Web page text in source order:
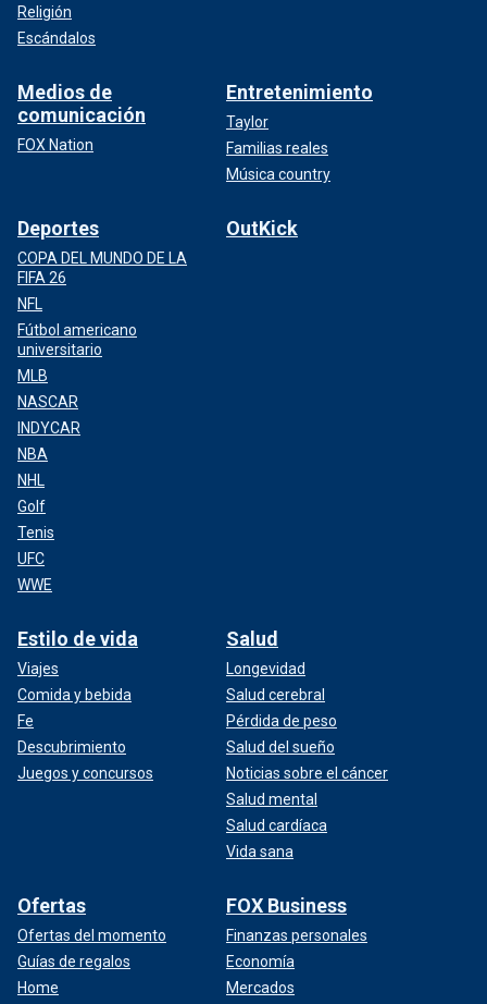
Religión
Escándalos
Medios de
comunicación
FOX Nation
Entretenimiento
Taylor
Familias reales
Música country
Deportes
COPA DEL MUNDO DE LA
FIFA 26
NFL
Fútbol americano
universitario
MLB
NASCAR
INDYCAR
NBA
NHL
Golf
Tenis
UFC
WWE
OutKick
Estilo de vida
Viajes
Comida y bebida
Fe
Descubrimiento
Juegos y concursos
Salud
Longevidad
Salud cerebral
Pérdida de peso
Salud del sueño
Noticias sobre el cáncer
Salud mental
Salud cardíaca
Vida sana
Ofertas
Ofertas del momento
Guías de regalos
Home
FOX Business
Finanzas personales
Economía
Mercados